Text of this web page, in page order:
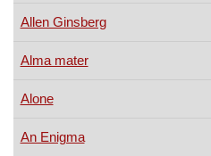
Allen Ginsberg
Alma mater
Alone
An Enigma